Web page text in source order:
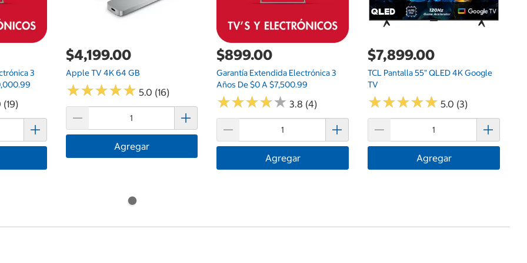
3
(19)
$4,199.00
Apple TV 4K 64 GB
★★★★★
★★★★★ 5.0 (16)
Agregar
$899.00
Garantía Extendida Electrónica 3
Años De $0 A $7,500.99
★★★★★
★★★★★ 3.8 (4)
Agregar
$7,899.00
TCL Pantalla 55" QLED 4K Google
TV
★★★★★
★★★★★ 5.0 (3)
Agregar